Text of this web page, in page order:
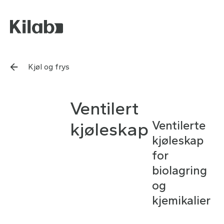
Kjøl og frys
Ventilert
kjøleskap Ventilerte
kjøleskap
for
biolagring
og
kjemikalier